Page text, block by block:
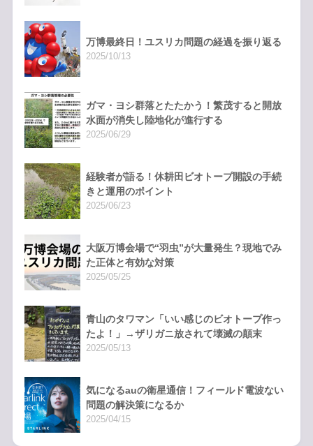
万博最終日！ユスリカ問題の経過を振り返る
2025/10/13
ガマ・ヨシ群落とたたかう！繁茂すると開放
水面が消失し陸地化が進行する
2025/06/29
経験者が語る！休耕田ビオトープ開設の手続
きと運用のポイント
2025/06/23
大阪万博会場で“羽虫”が大量発生？現地でみ
た正体と有効な対策
2025/05/25
青山のタワマン「いい感じのビオトープ作っ
たよ！」→ザリガニ放されて壊滅の顛末
2025/05/13
気になるauの衛星通信！フィールド電波ない
問題の解決策になるか
2025/04/15